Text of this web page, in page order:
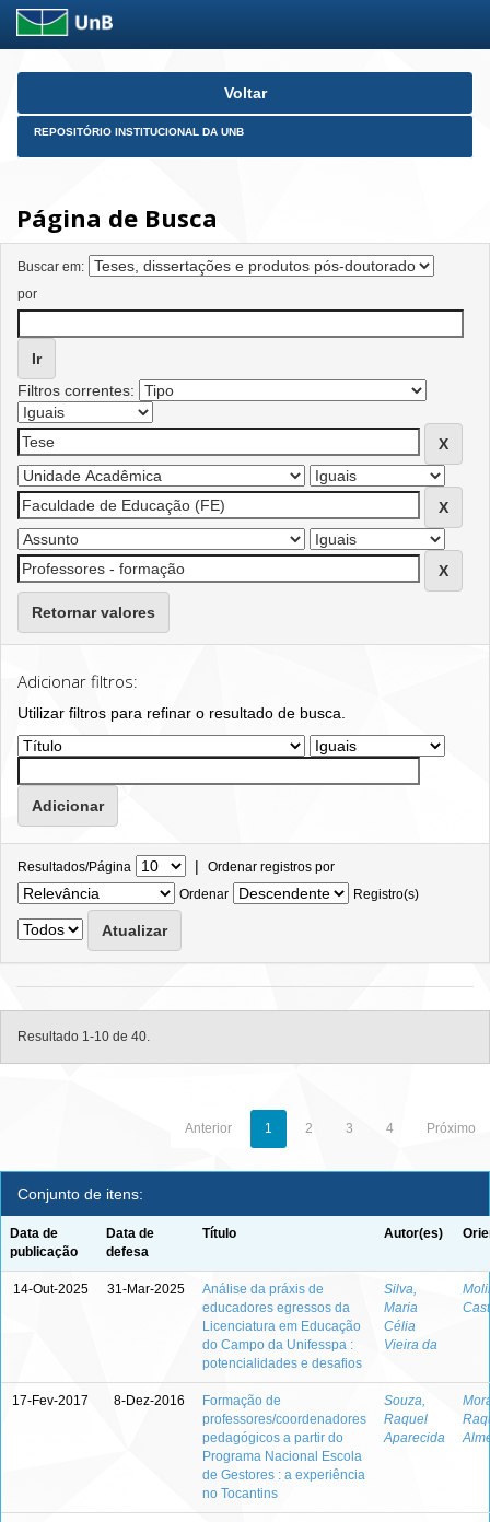
Skip
Voltar
REPOSITÓRIO INSTITUCIONAL DA UNB
Página de Busca
Buscar em:
por
Filtros correntes:
Retornar valores
Adicionar filtros:
Utilizar filtros para refinar o resultado de busca.
Resultados/Página | Ordenar registros por
Ordenar
Registro(s)
Resultado 1-10 de 40.
Anterior 1 2 3 4 Próximo
Conjunto de itens:
Data de
publicação
Data de
defesa
Título Autor(es)
14-Out-2025 31-Mar-2025
Análise da práxis de
educadores egressos da
Licenciatura em Educação
do Campo da Unifesspa :
potencialidades e desafios
Silva,
Maria
Célia
Vieira da
17-Fev-2017 8-Dez-2016
Formação de
professores/coordenadores
pedagógicos a partir do
Programa Nacional Escola
de Gestores : a experiência
no Tocantins
Souza,
Raquel
Aparecida